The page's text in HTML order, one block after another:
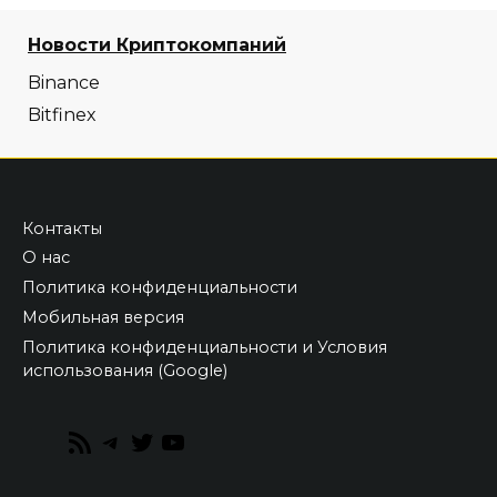
Новости Криптокомпаний
Binance
Bitfinex
Контакты
О нас
Политика конфиденциальности
Мобильная версия
Политика конфиденциальности и Условия
использования (Google)
RSS
Telegram
Twitter